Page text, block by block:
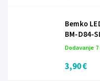
Bemko
BM-D84-
Dodavanje
3,90 €